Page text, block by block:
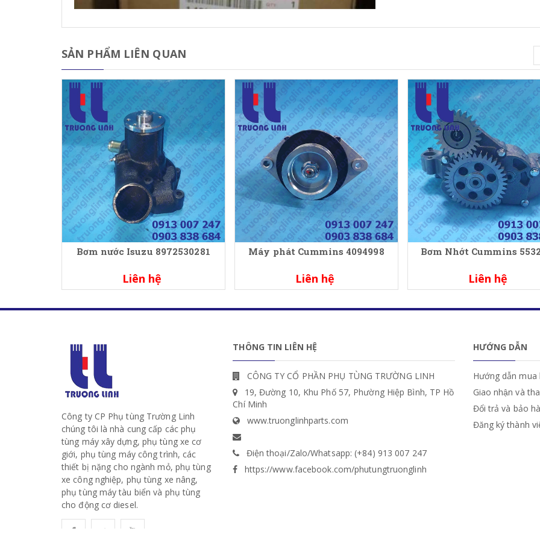
SẢN PHẨM LIÊN QUAN
Bơm nước Isuzu 8972530281
Liên hệ
Máy phát Cummins 4094998
Liên hệ
Bơm Nhớt Cummins
Liên hệ
Công ty CP Phụ tùng Trường Linh
chúng tôi là nhà cung cấp các phụ
tùng máy xây dựng, phụ tùng xe cơ
giới, phụ tùng máy công trình, các
thiết bị nặng cho ngành mỏ, phụ tùng
xe công nghiệp, phụ tùng xe nâng,
phụ tùng máy tàu biển và phụ tùng
cho động cơ diesel.
THÔNG TIN LIÊN HỆ
CÔNG TY CỔ PHẦN PHỤ TÙNG TRƯỜNG LINH
19, Đường 10, Khu Phố 57, Phường Hiệp Bình, TP Hồ
Chí Minh
www.truonglinhparts.com
Điện thoại/Zalo/Whatsapp: (+84) 913 007 247
https://www.facebook.com/phutungtruonglinh
HƯỚNG DẪN
Hướng dẫn mua
Giao nhận và
Đổi trả và bảo
Đăng ký thành